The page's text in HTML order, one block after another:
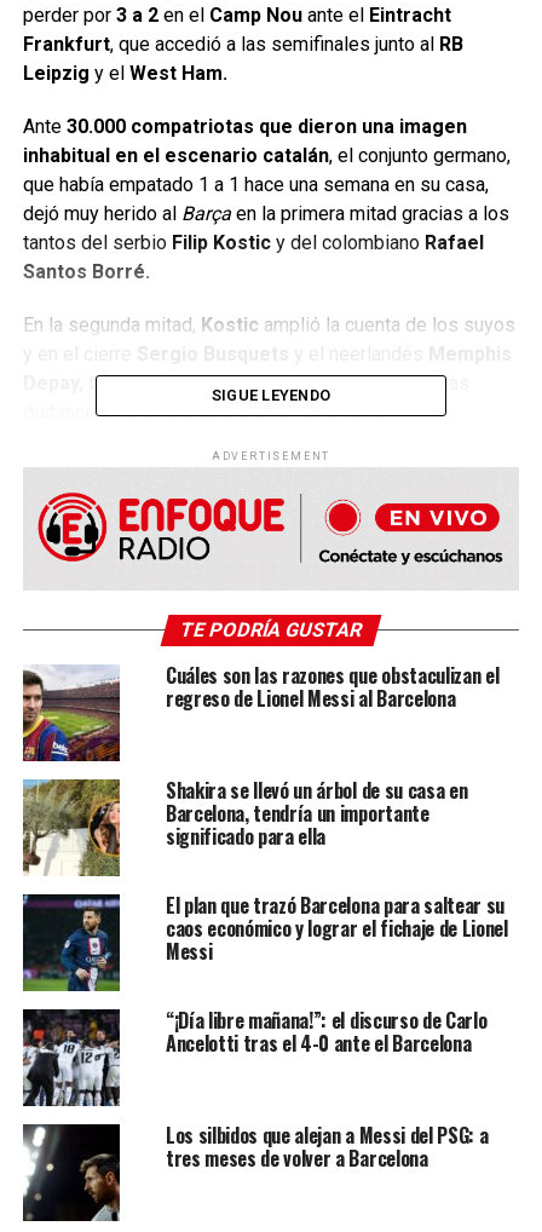
perder por 3 a 2en el Camp Nouante el Eintracht
Frankfurt, que accedió a las semifinales junto al RB
Leipzig y el West Ham.
Ante 30.000 compatriotas que dieron una imagen
inhabitual en el escenario catalán, el conjunto germano,
que había empatado 1 a 1 hace una semana en su casa,
dejó muy herido al Barça en la primera mitad gracias a los
tantos del serbio Filip Kostic y del colombianoRafael
Santos Borré.
En la segunda mitad, Kostic amplió la cuenta de los suyos
también desde los doce pasos, acortaron las
distancias sin poder culminar la remontada.
El equipo de la capital financiera alemana se enfrentará por
un puesto en la final deSevilla del
próximo 18 de mayo
al West Ham, que en su compromiso goleó 3-0al Lyon
en Francia. Pese a que el partido de ida enLondresacabó
eliminatoria, el equipo inglés fue superior y sentenció el
pase en 10 minutos, los que transcurrieron entre los goles
deCraig DawsonyJarrod Bowen. Entre ambos tantos
también marcó el internacional británicoDeclan Rice
En las otras eliminatorias, elLeipzigeliminó alAtalanta
imponerse en
joven delantero francés
del partido de ida en Alemania, todo quedaba pendiente
para la vuelta, pero el combinado italiano demostró que se
encuentra lejos de su mejor momento y fue claramente
SIGUE LEYENDO
ADVERTISEMENT
TE PODRÍA GUSTAR
Cuáles son las razones que obstaculizan el
regreso de Lionel Messi al Barcelona
Shakira se llevó un árbol de su casa en
Barcelona, tendría un importante
significado para ella
El plan que trazó Barcelona para saltear su
caos económico y lograr el fichaje de Lionel
Messi
“¡Día libre mañana!”: el discurso de Carlo
Ancelotti tras el 4-0 ante el Barcelona
Los silbidos que alejan a Messi del PSG: a
tres meses de volver a Barcelona